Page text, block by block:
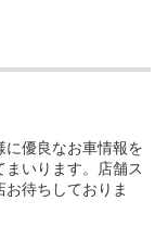
に優良なお車情報を
いります。店舗ス
お待ちしておりま